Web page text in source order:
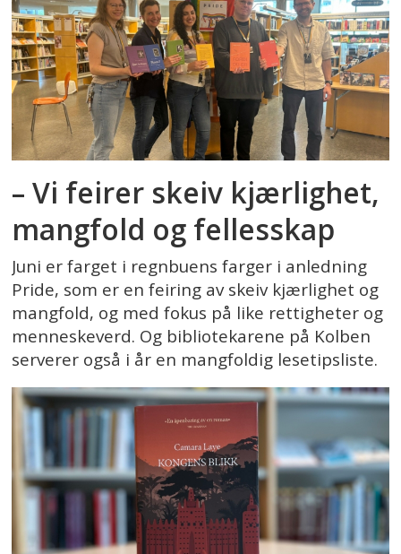
– Vi feirer skeiv kjærlighet,
mangfold og fellesskap
Juni er farget i regnbuens farger i anledning
Pride, som er en feiring av skeiv kjærlighet og
mangfold, og med fokus på like rettigheter og
menneskeverd. Og bibliotekarene på Kolben
serverer også i år en mangfoldig lesetipsliste.